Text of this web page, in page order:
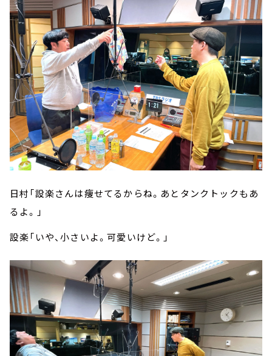
日村「設楽さんは痩せてるからね。あとタンクトックもあ
るよ。」
設楽「いや、小さいよ。可愛いけど。」